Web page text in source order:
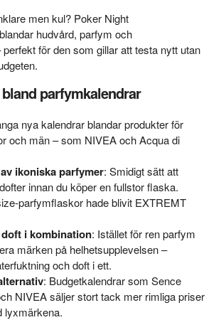
men kul? Poker Night
hudvård, parfym och
för den som gillar att testa nytt utan
parfymkalendrar
nya kalendrar blandar produkter för
och män – som NIVEA och Acqua di
ikoniska parfymer: Smidigt sätt att
innan du köper en fullstor flaska.
parfymflaskor hade blivit EXTREMT
i kombination: Istället för ren parfym
märken på helhetsupplevelsen –
och doft i ett.
: Budgetkalendrar som Sence
NIVEA säljer stort tack mer rimliga priser
lyxmärkena.